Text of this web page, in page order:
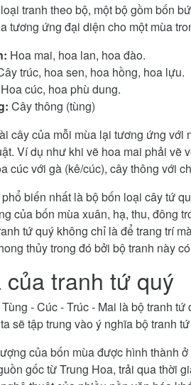
tranh theo bộ, một bộ gồm bốn
tương ứng đại diện cho một mùa
Hoa mai, hoa lan, hoa đào.
trúc, hoa sen, hoa hồng, hoa lựu.
Hoa cúc, hoa phù dung.
Cây thông (tùng)
cây của mỗi mùa lại tương ứng
Ví dụ như khi vẽ hoa mai phải vẽ
cúc với gà (kê/cúc), cây thông với
biến nhất là bộ bốn loại cây tứ
của bốn mùa xuân, hạ, thu, đông
tứ quý không chỉ là để trang trí
thủy trong đó bởi bộ tranh này
tranh tứ quý
- Cúc - Trúc - Mai là bộ tranh
sẽ tập trung vào ý nghĩa bộ tranh
của bốn mùa được hình thành
gốc từ Trung Hoa, trải qua thời